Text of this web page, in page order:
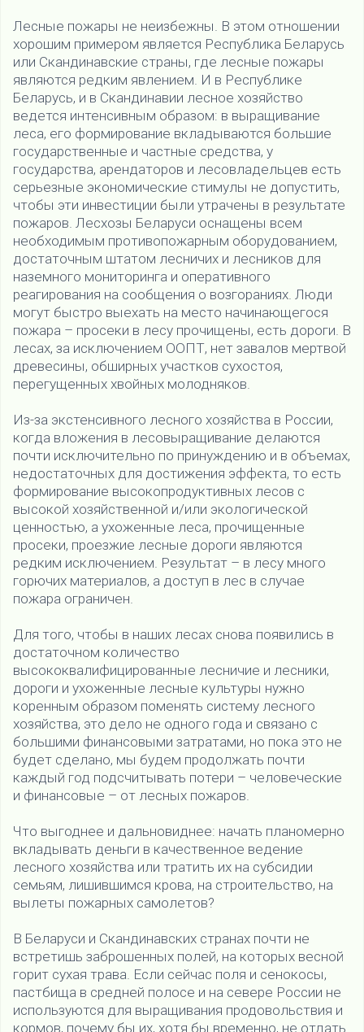
Лесные пожары не неизбежны. В этом отношении
хорошим примером является Республика Беларусь
или Скандинавские страны, где лесные пожары
являются редким явлением. И в Республике
Беларусь, и в Скандинавии лесное хозяйство
ведется интенсивным образом: в выращивание
леса, его формирование вкладываются большие
государственные и частные средства, у
государства, арендаторов и лесовладельцев есть
серьезные экономические стимулы не допустить,
чтобы эти инвестиции были утрачены в результате
пожаров. Лесхозы Беларуси оснащены всем
необходимым противопожарным оборудованием,
достаточным штатом лесничих и лесников для
наземного мониторинга и оперативного
реагирования на сообщения о возгораниях. Люди
могут быстро выехать на место начинающегося
пожара – просеки в лесу прочищены, есть дороги. В
лесах, за исключением ООПТ, нет завалов мертвой
древесины, обширных участков сухостоя,
перегущенных хвойных молодняков.
Из-за экстенсивного лесного хозяйства в России,
когда вложения в лесовыращивание делаются
почти исключительно по принуждению и в объемах,
недостаточных для достижения эффекта, то есть
формирование высокопродуктивных лесов с
высокой хозяйственной и/или экологической
ценностью, а ухоженные леса, прочищенные
просеки, проезжие лесные дороги являются
редким исключением. Результат – в лесу много
горючих материалов, а доступ в лес в случае
пожара ограничен.
Для того, чтобы в наших лесах снова появились в
достаточном количество
высококвалифицированные лесничие и лесники,
дороги и ухоженные лесные культуры нужно
коренным образом поменять систему лесного
хозяйства, это дело не одного года и связано с
большими финансовыми затратами, но пока это не
будет сделано, мы будем продолжать почти
каждый год подсчитывать потери – человеческие
и финансовые – от лесных пожаров.
Что выгоднее и дальновиднее: начать планомерно
вкладывать деньги в качественное ведение
лесного хозяйства или тратить их на субсидии
семьям, лишившимся крова, на строительство, на
вылеты пожарных самолетов?
В Беларуси и Скандинавских странах почти не
встретишь заброшенных полей, на которых весной
горит сухая трава. Если сейчас поля и сенокосы,
пастбища в средней полосе и на севере России не
используются для выращивания продовольствия и
кормов, почему бы их, хотя бы временно, не отдать